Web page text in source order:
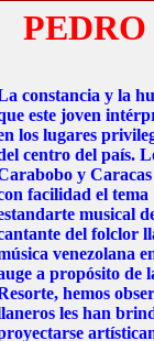
constancia y la
este joven
los lugares
centro del país.
y
facilidad el
musical
del folclor
venezolana
a propósito de
hemos
les han